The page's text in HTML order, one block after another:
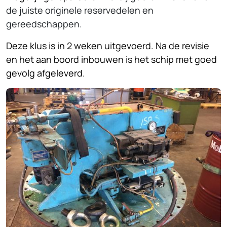
de juiste originele reservedelen en
gereedschappen.
Deze klus is in 2 weken uitgevoerd. Na de revisie
en het aan boord inbouwen is het schip met goed
gevolg afgeleverd.